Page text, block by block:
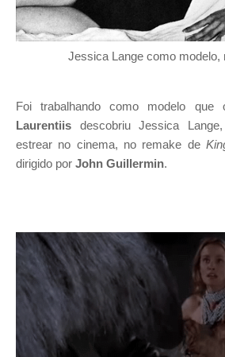
Jessica Lange como modelo,
Foi trabalhando como modelo que
Laurentiis descobriu Jessica
estrear no cinema, no remake de
dirigido por John Guillermin.